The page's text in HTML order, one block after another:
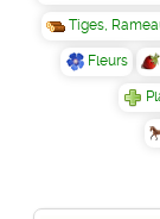
Tiges,
Fleurs